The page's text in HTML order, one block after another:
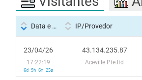
Data e hora IP/Provedor
23/04/26
17:22:19
6d 9h 6m 25s
43.134.235.87
Aceville Pte.ltd